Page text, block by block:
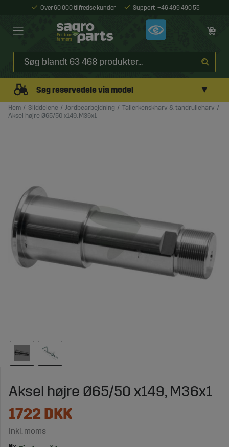
Over 60 000 tilfredse kunder Support +46 499 490 55
Søg reservedele via model ▼
Hem Sliddelene Jordbearbejdning
Tallerkenskharv & tandrulleharv
Aksel højre Ø65/50 x149, M36x1
Aksel højre Ø65/50 x149, M36x1
1722 DKK
Inkl. moms